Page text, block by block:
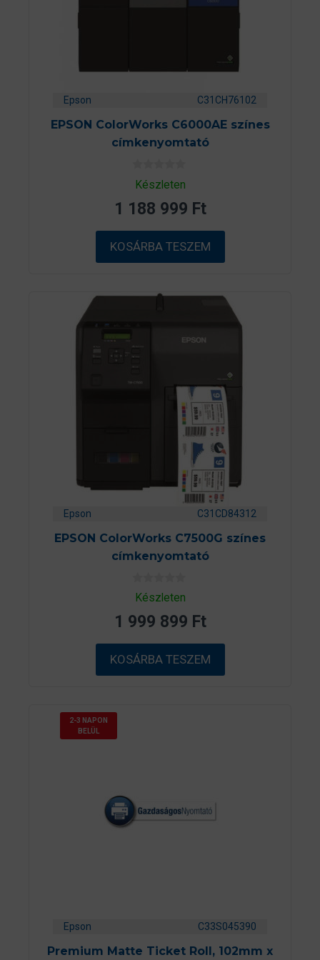
Epson C31CH76102
EPSON ColorWorks C6000AE színes
címkenyomtató
0
a
b
ő
l
Készleten
1 188 999 Ft
KOSÁRBA TESZEM
Epson C31CD84312
EPSON ColorWorks C7500G színes
címkenyomtató
0
a
5
b
ő
l
Készleten
1 999 899 Ft
KOSÁRBA TESZEM
2-3 NAPON
BELÜL
Epson C33S045390
Premium Matte Ticket Roll, 102mm x